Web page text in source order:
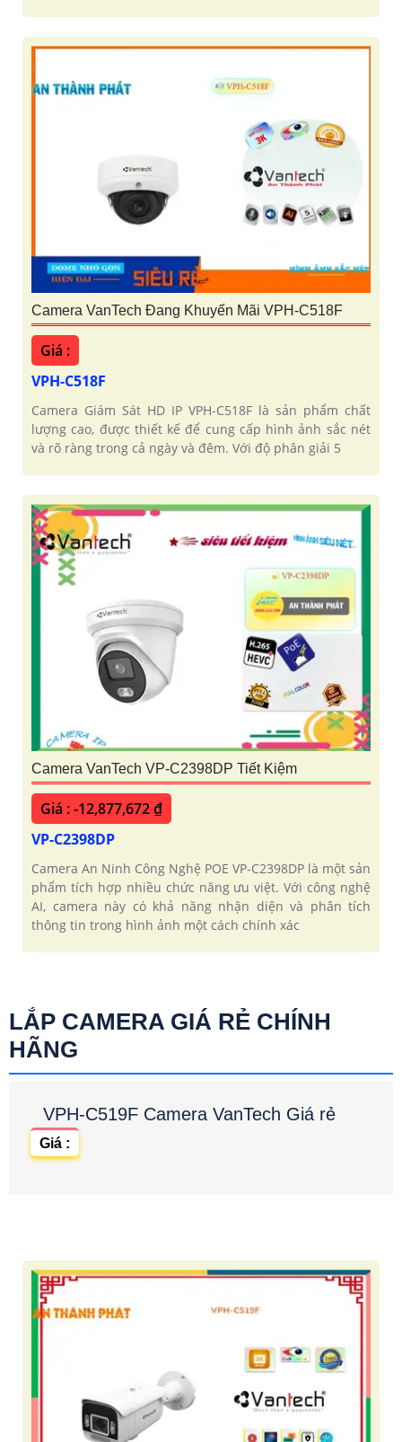
Camera VanTech Đang Khuyến Mãi VPH-C518F
Giá :
VPH-C518F
Camera Giám Sát HD IP VPH-C518F là sản phẩm chất
lượng cao, được thiết kế để cung cấp hình ảnh sắc nét
và rõ ràng trong cả ngày và đêm. Với độ phân giải 5
Camera VanTech VP-C2398DP Tiết Kiệm
Giá : -12,877,672 ₫
VP-C2398DP
Camera An Ninh Công Nghệ POE VP-C2398DP là một sản
phẩm tích hợp nhiều chức năng ưu việt. Với công nghệ
AI, camera này có khả năng nhận diện và phân tích
thông tin trong hình ảnh một cách chính xác
LẮP CAMERA GIÁ RẺ CHÍNH
HÃNG
VPH-C519F Camera VanTech Giá rẻ
Giá :